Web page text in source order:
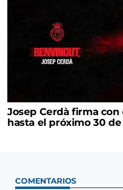
Josep Cerdà firma con
hasta el próximo 30
COMENTARIOS